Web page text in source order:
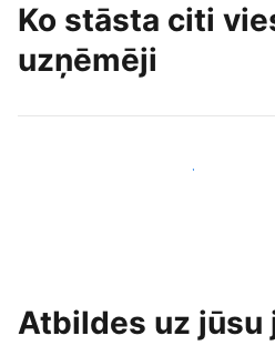
Ko stāsta citi
uzņēmēji
Pievienoties citiem viesu
Atbildes uz jūsu